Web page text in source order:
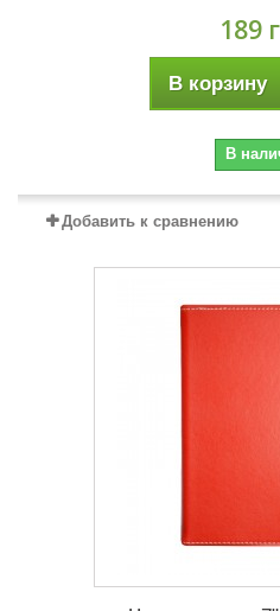
189
В корзину
В
Добавить к сравнению